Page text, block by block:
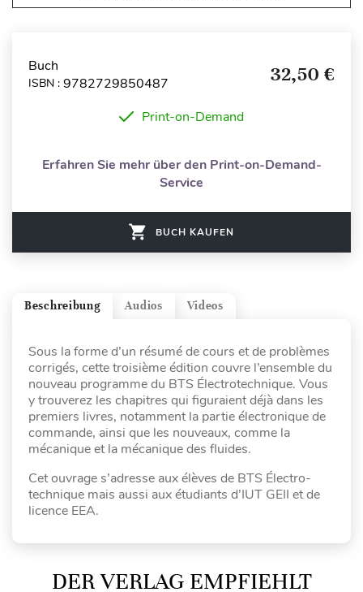
Buch
ISBN : 9782729850487 32,50 €
Print-on-Demand
Erfahren Sie mehr über den Print-on-Demand-
Service
BUCH KAUFEN
Videos
Audios
Beschreibung
Sous la forme d’un résumé de cours et de problèmes
corrigés, cette troisième édition couvre l’ensemble du
nouveau programme du BTS Électrotechnique. Vous
y trouverez les chapitres qui figuraient déjà dans les
premiers livres, notamment la partie électronique de
commande, ainsi que les nouveaux, comme la
mécanique et la mécanique des fluides.
Cet ouvrage s’adresse aux élèves de BTS Électro-
technique mais aussi aux étudiants d’IUT GEII et de
licence EEA.
DER VERLAG EMPFIEHLT